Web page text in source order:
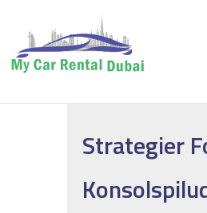
CAR RENTAL
TOP BRANDS
CONTACT
Strategier